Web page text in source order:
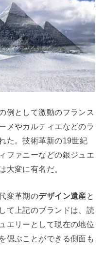
例として激動のフランス
メやカルティエなどのラ
た。技術革新の19世紀
ファニーなどの銀ジュエ
大変に有名だ。
変革期のデザイン遺産と
て上記のブランドは、読
エリーとして現在の地位
偲ぶことができる側面も